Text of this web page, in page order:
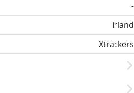
-
Irland
Xtrackers